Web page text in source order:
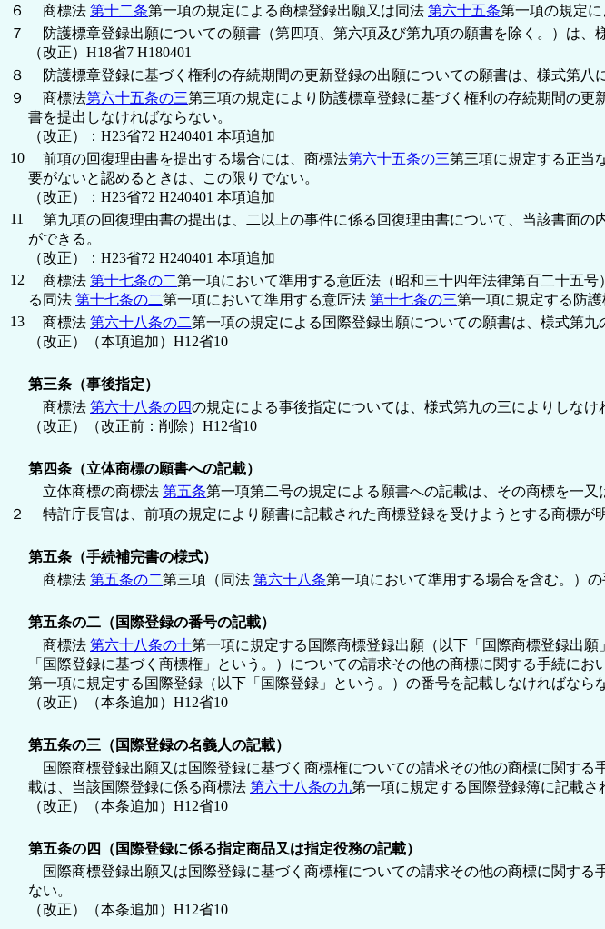
６
商標法 第十二条第一項の規定による商標登録出願又は同法 第六十五条第一項の規定
７
防護標章登録出願についての願書（第四項、第六項及び第九項の願書を除く。）は、
（改正）H18省7 H180401
８
防護標章登録に基づく権利の存続期間の更新登録の出願についての願書は、様式第八
９
商標法第六十五条の三第三項の規定により防護標章登録に基づく権利の存続期間の
書を提出しなければならない。
（改正）：H23省72 H240401 本項追加
10
前項の回復理由書を提出する場合には、商標法第六十五条の三第三項に規定する正当
要がないと認めるときは、この限りでない。
（改正）：H23省72 H240401 本項追加
11
第九項の回復理由書の提出は、二以上の事件に係る回復理由書について、当該書面
ができる。
（改正）：H23省72 H240401 本項追加
12
商標法 第十七条の二第一項において準用する意匠法（昭和三十四年法律第百二十五号
る同法 第十七条の二第一項において準用する意匠法 第十七条の三第一項に規定する防
13
商標法 第六十八条の二第一項の規定による国際登録出願についての願書は、様式第九
（改正）（本項追加）H12省10
第三条（事後指定）
商標法 第六十八条の四の規定による事後指定については、様式第九の三によりしなけ
（改正）（改正前：削除）H12省10
第四条（立体商標の願書への記載）
立体商標の商標法 第五条第一項第二号の規定による願書への記載は、その商標を一
２
特許庁長官は、前項の規定により願書に記載された商標登録を受けようとする商標が
第五条（手続補完書の様式）
商標法 第五条の二第三項（同法 第六十八条第一項において準用する場合を含む。）
第五条の二（国際登録の番号の記載）
商標法 第六十八条の十第一項に規定する国際商標登録出願（以下「国際商標登録出願
「国際登録に基づく商標権」という。）についての請求その他の商標に関する手続に
第一項に規定する国際登録（以下「国際登録」という。）の番号を記載しなければなら
（改正）（本条追加）H12省10
第五条の三（国際登録の名義人の記載）
国際商標登録出願又は国際登録に基づく商標権についての請求その他の商標に関す
載は、当該国際登録に係る商標法 第六十八条の九第一項に規定する国際登録簿に記載さ
（改正）（本条追加）H12省10
第五条の四（国際登録に係る指定商品又は指定役務の記載）
国際商標登録出願又は国際登録に基づく商標権についての請求その他の商標に関す
ない。
（改正）（本条追加）H12省10